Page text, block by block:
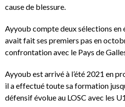
cause de blessure.
Ayyoub compte deux sélections en
avait fait ses premiers pas en
confrontation avec le Pays de
Ayyoub est arrivé à l’été 2021 en
il a effectué toute sa formation
défensif évolue au LOSC avec les